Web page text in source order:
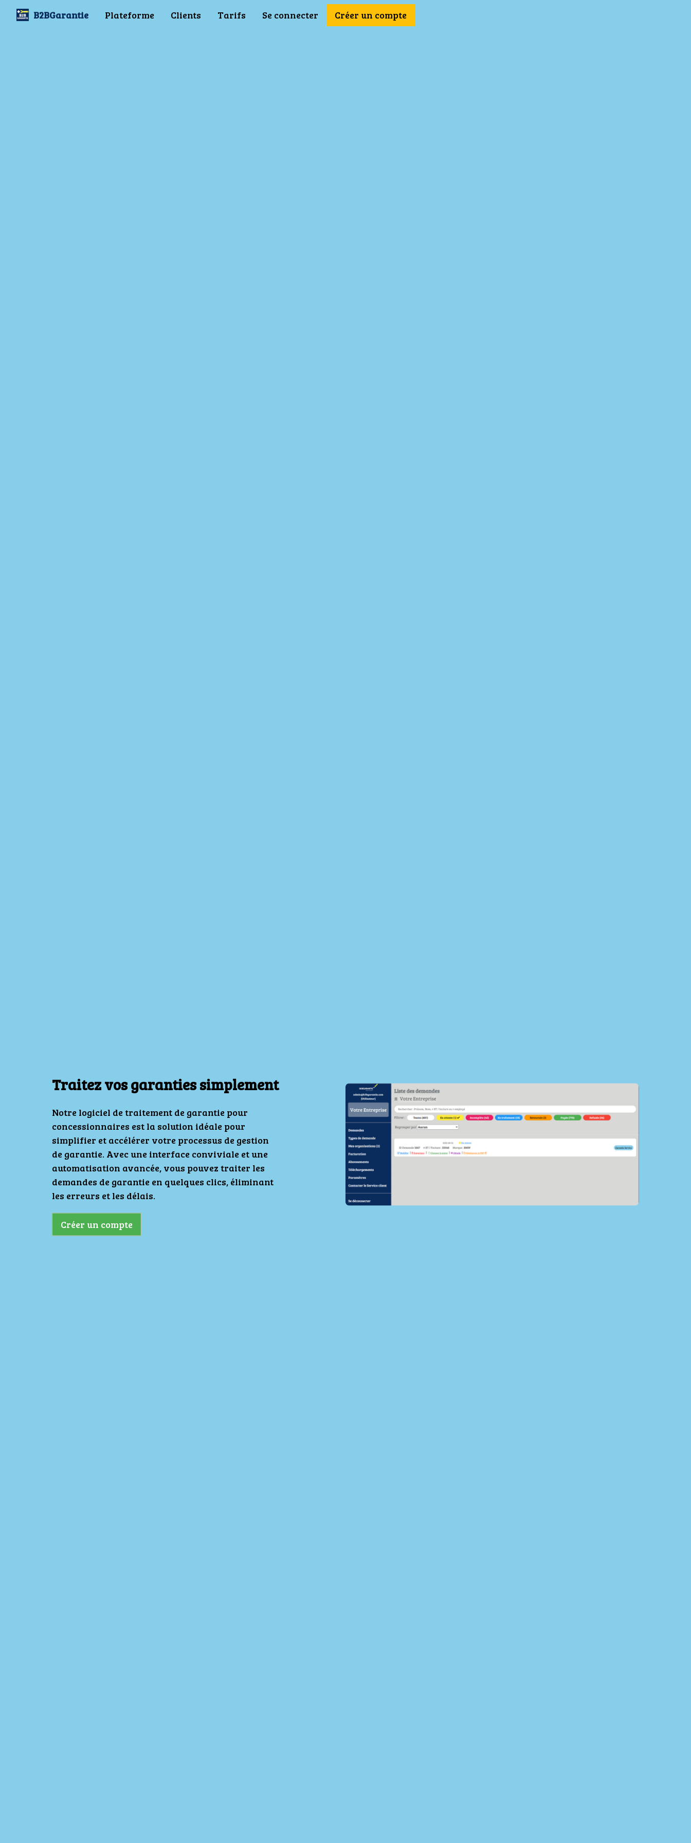
B2BGarantie Plateforme Clients Tarifs Se connecter Créer un compte
Traitez vos garanties simplement
Notre logiciel de traitement de garantie pour
concessionnaires est la solution idéale pour
simplifier et accélérer votre processus de gestion
de garantie. Avec une interface conviviale et une
automatisation avancée, vous pouvez traiter les
demandes de garantie en quelques clics, éliminant
les erreurs et les délais.
Créer un compte